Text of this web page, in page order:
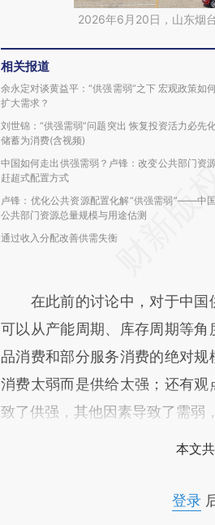
2026年6月20日，山东烟
相关报道
余永定对谈黄益平：“供强需弱”之下 宏观政策如
扩大需求？
刘世锦：“供强需弱”问题突出 恢复投资活力必先
储蓄为消费(含视频)
中国如何走出供强需弱？卢锋：改变公共部门资
赶超式配置方式
卢锋：优化公共资源配置化解“供强需弱”——中国
公共部门资源总量规模与用途估测
通过收入分配改善供需失衡
在此前的讨论中，对于中国
可以从产能周期、库存周期等
品消费和部分服务消费的绝对
消费太弱而是供给太强；还有
致了供强，其他因素导致了需弱
本文
登录